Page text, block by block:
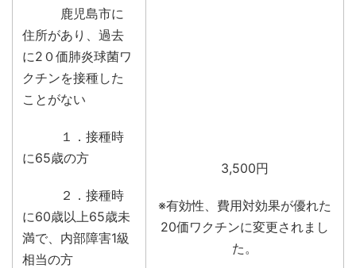
鹿児島市に
住所があり、 過去
に2０価肺炎球菌ワ
クチンを接種した
ことがない
１．接種時
に65歳の方
２．接種時
に60歳以上65歳未
満で、内部障害1級
相当の方
3,500円
※有効性、費用対効果が優れた
20価ワクチンに変更されまし
た。